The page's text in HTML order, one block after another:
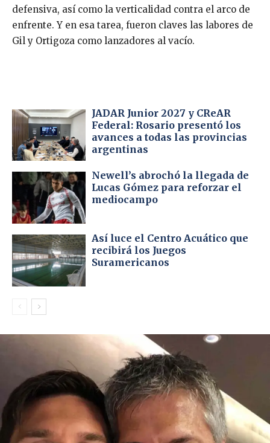
defensiva, así como la verticalidad contra el arco de
enfrente. Y en esa tarea, fueron claves las labores de
Gil y Ortigoza como lanzadores al vacío.
JADAR Junior 2027 y CReAR
Federal: Rosario presentó los
avances a todas las provincias
argentinas
Newell’s abrochó la llegada de
Lucas Gómez para reforzar el
mediocampo
Así luce el Centro Acuático que
recibirá los Juegos
Suramericanos